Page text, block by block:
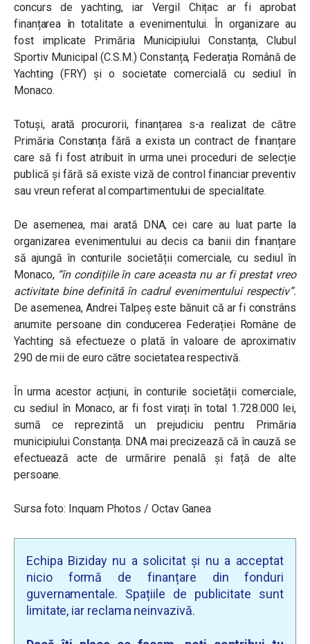
concurs de yachting, iar Vergil Chițac ar fi aprobat
finanțarea în totalitate a evenimentului. În organizare au
fost implicate Primăria Municipiului Constanța, Clubul
Sportiv Municipal (C.S.M.) Constanța, Federația Română de
Yachting (FRY) și o societate comercială cu sediul în
Monaco.
Totuși, arată procurorii, finanțarea s-a realizat de către
Primăria Constanța fără a exista un contract de finanțare
care să fi fost atribuit în urma unei proceduri de selecție
publică și fără să existe viză de control financiar preventiv
sau vreun referat al compartimentului de specialitate.
De asemenea, mai arată DNA, cei care au luat parte la
organizarea evenimentului au decis ca banii din finanțare
să ajungă în conturile societății comerciale, cu sediul în
Monaco, “în condițiile în care aceasta nu ar fi prestat vreo
activitate bine definită în cadrul evenimentului respectiv”.
De asemenea,Andrei Talpeș este bănuit că ar fi constrâns
anumite persoane din conducerea Federației Române de
Yachting să efectueze o plată în valoare de aproximativ
290 de mii de euro către societatea respectivă.
În urma acestor acțiuni, în conturile societății comerciale,
cu sediul în Monaco, ar fi fost virați în total 1.728.000 lei,
sumă ce reprezintă un prejudiciu pentru Primăria
municipiului Constanța. DNA mai precizează că în cauză se
efectuează acte de urmărire penală și față de alte
persoane.
Sursa foto: Inquam Photos / Octav Ganea
Echipa Biziday nu a solicitat și nu a acceptat
nicio formă de finanțare din fonduri
guvernamentale. Spațiile de publicitate sunt
limitate, iar reclama neinvazivă.